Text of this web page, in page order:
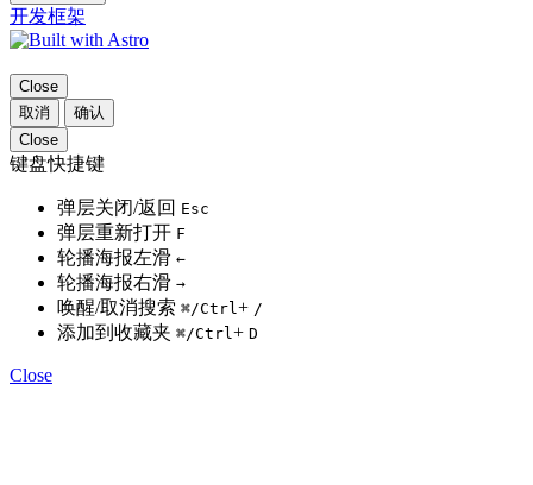
开发框架
Close
取消
确认
Close
键盘快捷键
弹层关闭/返回 Esc
弹层重新打开 F
轮播海报左滑 ←
轮播海报右滑 →
唤醒/取消搜索 ⌘/Ctrl + /
添加到收藏夹 ⌘/Ctrl + D
Close